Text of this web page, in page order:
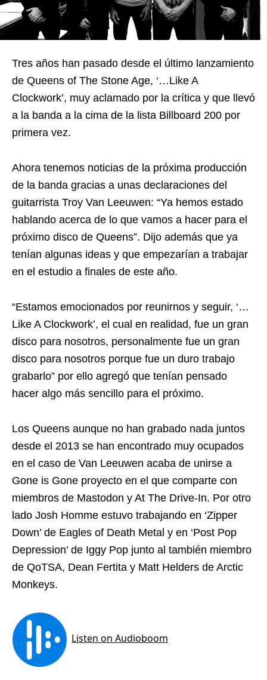
Tres años han pasado desde el último lanzamiento
de Queens of The Stone Age, ‘…Like A
Clockwork’, muy aclamado por la crítica y que llevó
a la banda a la cima de la lista Billboard 200 por
primera vez.
Ahora tenemos noticias de la próxima producción
de la banda gracias a unas declaraciones del
guitarrista Troy Van Leeuwen: “Ya hemos estado
hablando acerca de lo que vamos a hacer para el
próximo disco de Queens”. Dijo además que ya
tenían algunas ideas y que empezarían a trabajar
en el estudio a finales de este año.
“Estamos emocionados por reunirnos y seguir, ‘…
Like A Clockwork’, el cual en realidad, fue un gran
disco para nosotros, personalmente fue un gran
disco para nosotros porque fue un duro trabajo
grabarlo” por ello agregó que tenían pensado
hacer algo más sencillo para el próximo.
Los Queens aunque no han grabado nada juntos
desde el 2013 se han encontrado muy ocupados
en el caso de Van Leeuwen acaba de unirse a
Gone is Gone proyecto en el que comparte con
miembros de Mastodon y At The Drive-In. Por otro
lado Josh Homme estuvo trabajando en ‘Zipper
Down’ de Eagles of Death Metal y en ‘Post Pop
Depression’ de Iggy Pop junto al también miembro
de QoTSA, Dean Fertita y Matt Helders de Arctic
Monkeys.